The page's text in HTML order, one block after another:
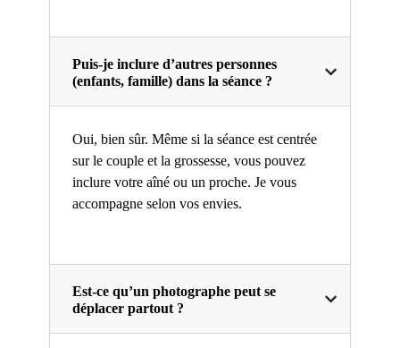
Puis-je inclure d’autres personnes
(enfants, famille) dans la séance ?
Oui, bien sûr. Même si la séance est centrée
sur le couple et la grossesse, vous pouvez
inclure votre aîné ou un proche. Je vous
accompagne selon vos envies.
Est-ce qu’un photographe peut se
déplacer partout ?